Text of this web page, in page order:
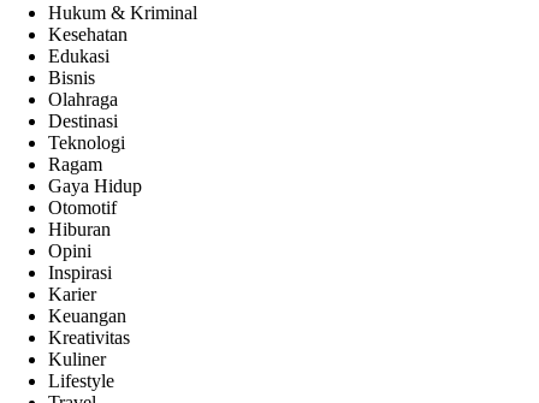
Hukum & Kriminal
Kesehatan
Edukasi
Bisnis
Olahraga
Destinasi
Teknologi
Ragam
Gaya Hidup
Otomotif
Hiburan
Opini
Inspirasi
Karier
Keuangan
Kreativitas
Kuliner
Lifestyle